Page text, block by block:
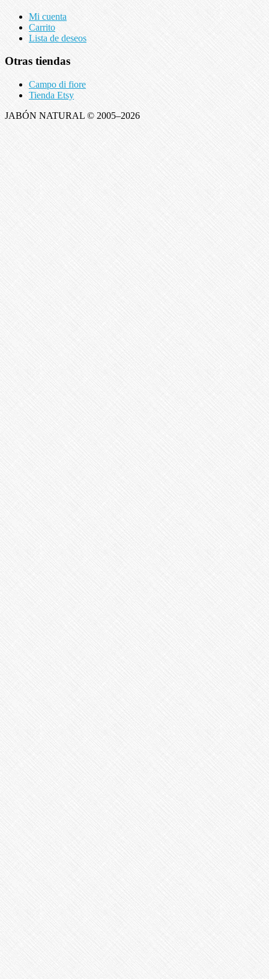
Mi cuenta
Carrito
Lista de deseos
Otras tiendas
Campo di fiore
Tienda Etsy
JABÓN NATURAL © 2005–2026